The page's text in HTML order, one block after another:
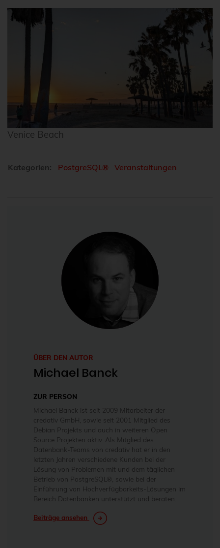
Venice Beach
Kategorien: PostgreSQL® Veranstaltungen
ÜBER DEN AUTOR
Michael Banck
ZUR PERSON
Michael Banck ist seit 2009 Mitarbeiter der
credativ GmbH, sowie seit 2001 Mitglied des
Debian Projekts und auch in weiteren Open
Source Projekten aktiv. Als Mitglied des
Datenbank-Teams von credativ hat er in den
letzten Jahren verschiedene Kunden bei der
Lösung von Problemen mit und dem täglichen
Betrieb von PostgreSQL®, sowie bei der
Einführung von Hochverfügbarkeits-Lösungen im
Bereich Datenbanken unterstützt und beraten.
Beiträge ansehen